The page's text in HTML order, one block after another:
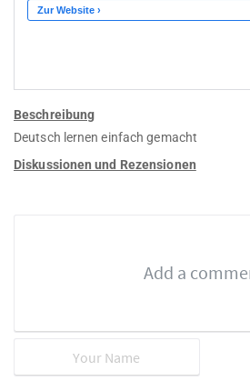
Beschreibung
Deutsch lernen einfach gemacht
Diskussionen und Rezensionen